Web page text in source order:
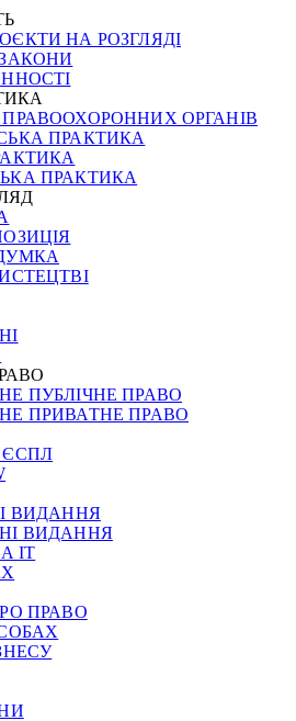
НА РОЗГЛЯДІ
ОРГАНІВ
ПРАКТИКА
ПРАКТИКА
ПУБЛІЧНЕ ПРАВО
ПРИВАТНЕ ПРАВО
ЄСПЛ
ВИДАННЯ
ВИДАННЯ
ІТ
ПРАВО